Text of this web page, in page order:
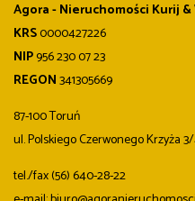
Agora - Nieruchomości Kurij &
KRS0000427226
NIP956 230 07 23
REGON341305669
87-100 Toruń
ul. Polskiego Czerwonego Krzyża
tel./fax (56) 640-28-22